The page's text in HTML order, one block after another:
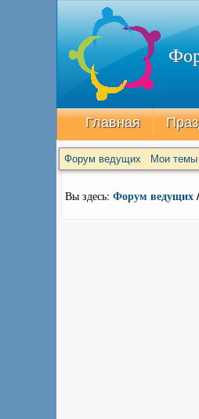
Главная
Форум ведущих Мои темы
Вы здесь: Форум ведущих/